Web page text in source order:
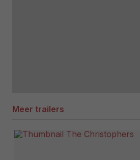
Meer trailers